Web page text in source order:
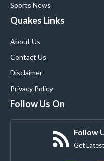
Sports News
Quakes Links
About Us
Contact Us
Disclaimer
Privacy Policy
Follow Us On
Follow
Get